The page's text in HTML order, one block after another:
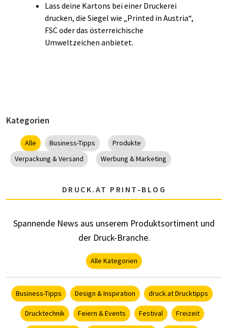
Lass deine Kartons bei einer Druckerei
drucken, die Siegel wie „Printed in Austria“,
FSC oder das österreichische
Umweltzeichen anbietet.
Kategorien
Alle Business-Tipps
Produkte
Verpackung & Versand
Werbung & Marketing
DRUCK.AT PRINT-BLOG
Spannende News aus unserem Produktsortiment und
der Druck-Branche.
Alle Kategorien
Business-Tipps Design & Inspiration druck.at Drucktipps
Drucktechnik Feiern & Events Festival Freizeit